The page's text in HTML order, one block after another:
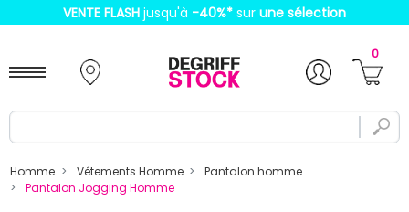
VENTE FLASH jusqu'à -40%* sur une sélection
0
Homme Vêtements Homme
Pantalon homme
Pantalon Jogging Homme